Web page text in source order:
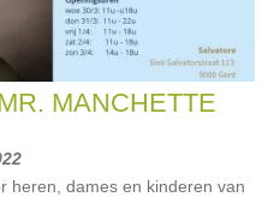
MANCHETTE
heren, dames en kinderen van